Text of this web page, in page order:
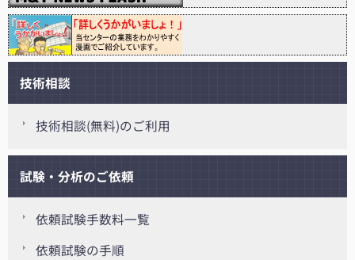
技術相談
技術相談(無料)のご利用
試験・分析のご依頼
依頼試験手数料一覧
依頼試験の手順